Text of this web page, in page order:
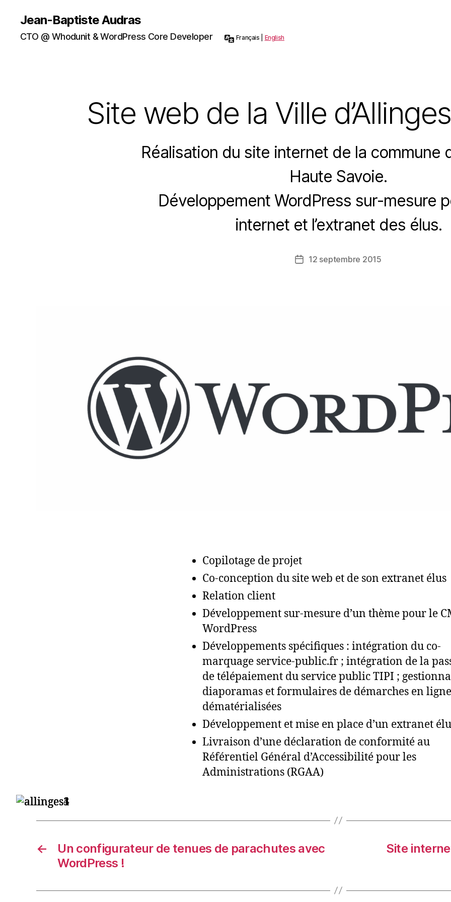
Jean-Baptiste Audras
CTO @ Whodunit & WordPress Core Developer Languages:
Français English
Site web de la Ville d’Allinges
Réalisation du site internet de la commune
Haute Savoie.
Développement WordPress sur-mesure
internet et l’extranet des élus.
Date12 septembre 2015
Copilotage de projet
Co-conception du site web et de son extranet élus
Relation client
Développement sur-mesure d’un thème pour le
WordPress
Développements spécifiques : intégration du co-
marquage service-public.fr ; intégration de la
de télépaiement du service public TIPI ;
diaporamas et formulaires de démarches en ligne
dématérialisées
Développement et mise en place d’un extranet
Livraison d’une déclaration de conformité au
Référentiel Général d’Accessibilité pour les
Administrations (RGAA)
←
Un configurateur de tenues de parachutes avec
WordPress !
Site